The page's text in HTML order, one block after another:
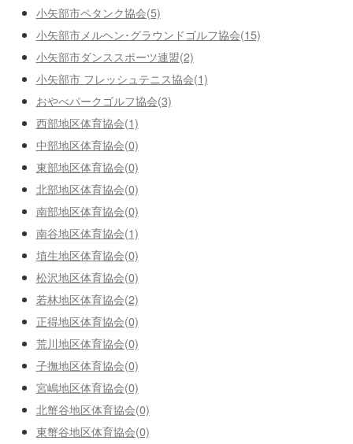
小矢部市ペタンク協会(5)
小矢部市メルヘン･グラウンドゴルフ協会(15)
小矢部市ダンススポーツ連盟(2)
小矢部市 フレッシュテニス協会(1)
おやべパークゴルフ協会(3)
西部地区体育協会(1)
中部地区体育協会(0)
東部地区体育協会(0)
北部地区体育協会(0)
南部地区体育協会(0)
南谷地区体育協会(1)
埴生地区体育協会(0)
松沢地区体育協会(0)
若林地区体育協会(2)
正得地区体育協会(0)
荒川地区体育協会(0)
子撫地区体育協会(0)
宮嶋地区体育協会(0)
北蟹谷地区体育協会(0)
東蟹谷地区体育協会(0)